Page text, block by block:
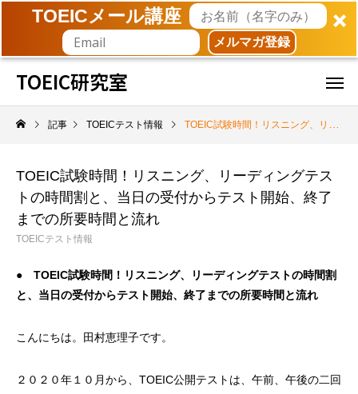
TOEICメール講座
メルマガ登録
TOEIC研究室
記事 TOEICテスト情報 TOEIC試験時間！リスニング、リーディングテストの時間割と、当日の受付からテスト開始、終了までの所要時間と流れ
TOEIC試験時間！リスニング、リーディングテス
トの時間割と、当日の受付からテスト開始、終了
までの所要時間と流れ
TOEICテスト情報
● TOEIC試験時間！リスニング、リーディングテストの時間割
と、当日の受付からテスト開始、終了までの所要時間と流れ
こんにちは。田村恵理子です。
２０２０年１０月から、TOEIC公開テストは、午前、午後の二回